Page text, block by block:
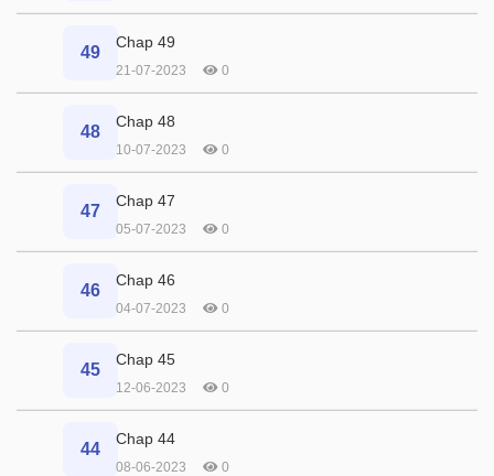
49
Chap 49
21-07-2023 0
48
Chap 48
10-07-2023 0
47
Chap 47
05-07-2023 0
46
Chap 46
04-07-2023 0
45
Chap 45
12-06-2023 0
44
Chap 44
08-06-2023 0